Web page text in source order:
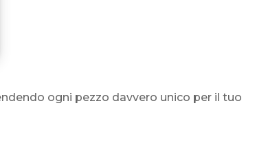
ogni pezzo davvero unico per il tuo